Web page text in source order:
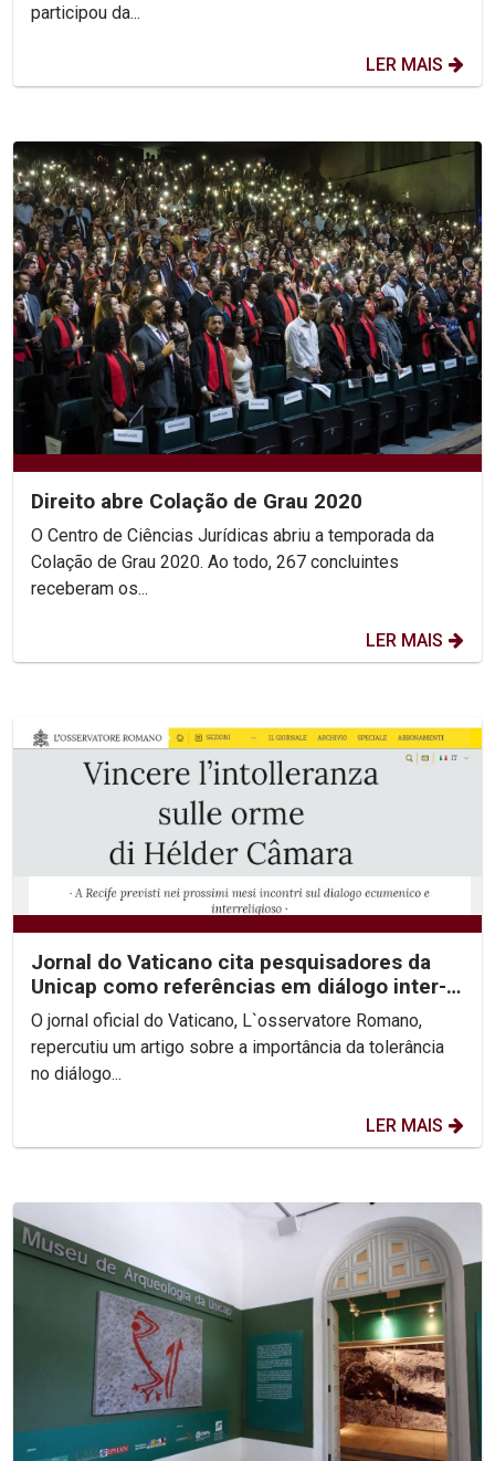
participou da...
LER MAIS
Direito abre Colação de Grau 2020
O Centro de Ciências Jurídicas abriu a temporada da
Colação de Grau 2020. Ao todo, 267 concluintes
receberam os...
LER MAIS
Jornal do Vaticano cita pesquisadores da
Unicap como referências em diálogo inter-
religioso
O jornal oficial do Vaticano, L`osservatore Romano,
repercutiu um artigo sobre a importância da tolerância
no diálogo...
LER MAIS